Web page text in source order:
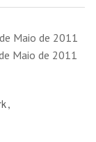
Maio de 2011
Maio de 2011
,